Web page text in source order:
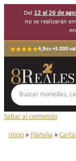
Del 12 al 26 de
no se realizarán
4,9de+3.000
Saltar al contenido
Inicio » Filatelia »